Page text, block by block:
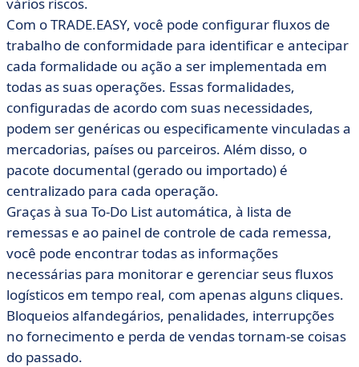
Com o TRADE.EASY, você pode configurar fluxos de
trabalho de conformidade para identificar e antecipar
cada formalidade ou ação a ser implementada em
todas as suas operações. Essas formalidades,
configuradas de acordo com suas necessidades,
podem ser genéricas ou especificamente vinculadas a
mercadorias, países ou parceiros. Além disso, o
pacote documental (gerado ou importado) é
centralizado para cada operação.
Graças à sua To-Do List automática, à lista de
remessas e ao painel de controle de cada remessa,
você pode encontrar todas as informações
necessárias para monitorar e gerenciar seus fluxos
logísticos em tempo real, com apenas alguns cliques.
Bloqueios alfandegários, penalidades, interrupções
no fornecimento e perda de vendas tornam-se coisas
do passado.